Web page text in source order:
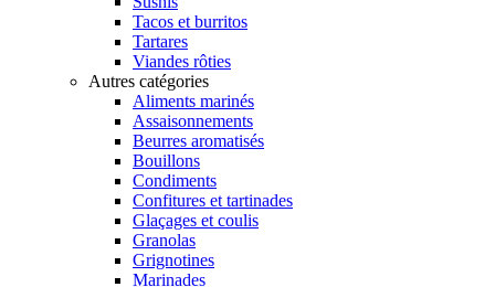
Tacos et burritos
Tartares
Viandes rôties
Autres catégories
Aliments marinés
Assaisonnements
Beurres aromatisés
Bouillons
Condiments
Confitures et tartinades
Glaçages et coulis
Granolas
Grignotines
Marinades